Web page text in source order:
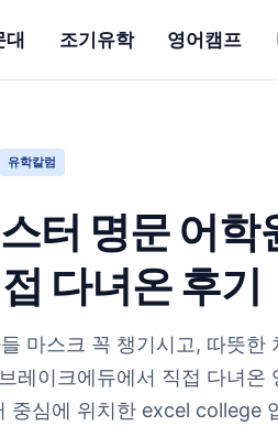
대 조기유학 영어캠프
유학칼럼
터 명문 어학
다녀온 후기
마스크 꼭 챙기시고, 따뜻한
레이크에듀에서 직접 다녀온
중심에 위치한 excel college